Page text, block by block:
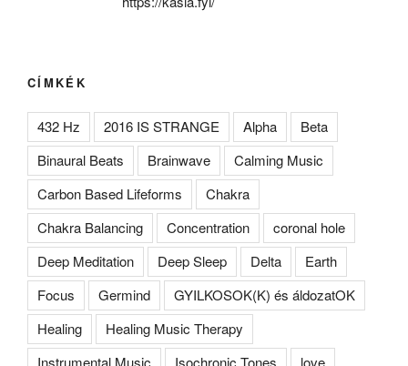
CÍMKÉK
432 Hz 2016 IS STRANGE Alpha
Beta
Binaural Beats
Brainwave
Calming Music
Carbon Based Lifeforms
Chakra
Chakra Balancing
Concentration
coronal hole
Deep Meditation
Deep Sleep Delta
Earth
Focus
Germind
GYILKOSOK(K) és áldozatOK
Healing
Healing Music Therapy